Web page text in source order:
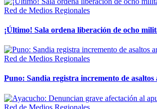
Red de Medios Regionales
¡Último! Sala ordena liberación de ocho
Red de Medios Regionales
Puno: Sandia registra incremento de
Red de Medios Regionales